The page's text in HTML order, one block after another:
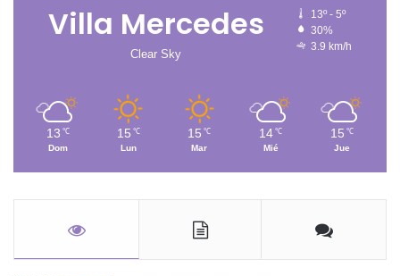
Villa Mercedes
Clear Sky
13º - 5º
30%
3.9 km/h
13 ℃
Dom
15 ℃
Lun
15 ℃
Mar
14 ℃
Mié
15 ℃
Jue